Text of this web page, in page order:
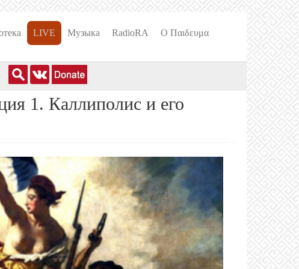
LIVE Музыка RadioRA О Пαιδευμα
1. Каллиполис и его